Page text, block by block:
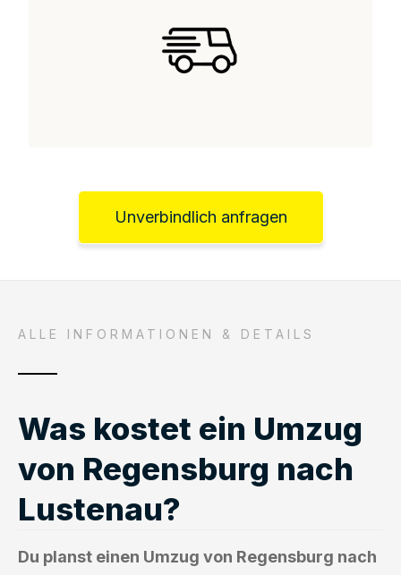
Unverbindlich anfragen
ALLE INFORMATIONEN & DETAILS
Was kostet ein Umzug
von Regensburg nach
Lustenau?
Du planst einen Umzug von Regensburg nach